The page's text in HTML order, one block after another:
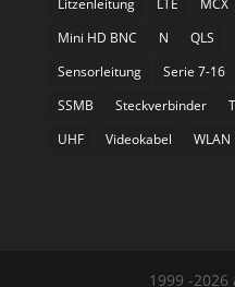
Litzenleitung
LTE MCX
Mini HD BNC
N QLS
Sensorleitung
Serie 7-16
SSMB
Steckverbinder
UHF
Videokabel WLAN
1999 -